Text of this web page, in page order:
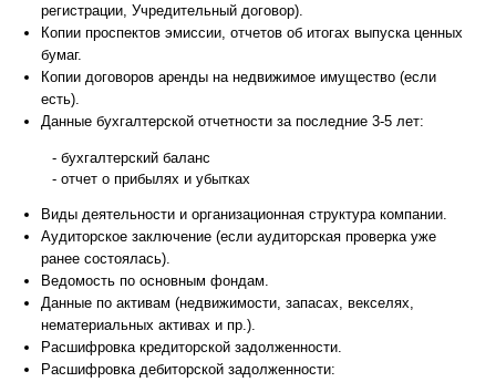
регистрации, Учредительный договор).
Копии проспектов эмиссии, отчетов об итогах выпуска ценных
бумаг.
Копии договоров аренды на недвижимое имущество (если
есть).
Данные бухгалтерской отчетности за последние 3-5 лет:
- бухгалтерский баланс
- отчет о прибылях и убытках
Виды деятельности и организационная структура компании.
Аудиторское заключение (если аудиторская проверка уже
ранее состоялась).
Ведомость по основным фондам.
Данные по активам (недвижимости, запасах, векселях,
нематериальных активах и пр.).
Расшифровка кредиторской задолженности.
Расшифровка дебиторской задолженности: